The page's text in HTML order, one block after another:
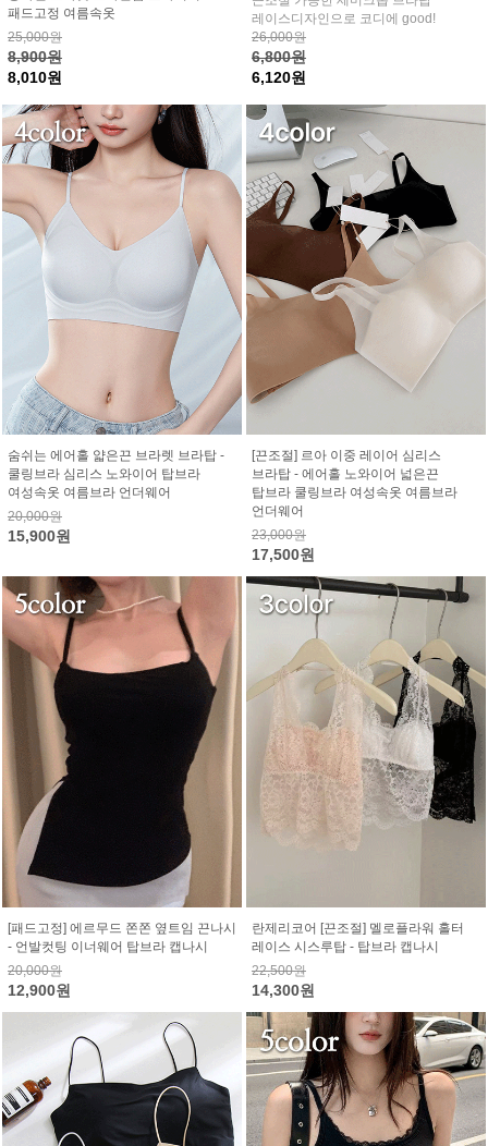
패드고정 여름속옷
25,000원
8,900원
8,010원
레이스디자인으로 코디에 good!
26,000원
6,800원
6,120원
숨쉬는 에어홀 얇은끈 브라렛 브라탑 -
쿨링브라 심리스 노와이어 탑브라
여성속옷 여름브라 언더웨어
20,000원
15,900원
[끈조절] 르아 이중 레이어 심리스
브라탑 - 에어홀 노와이어 넓은끈
탑브라 쿨링브라 여성속옷 여름브라
언더웨어
23,000원
17,500원
[패드고정] 에르무드 쫀쫀 옆트임 끈나시
- 언발컷팅 이너웨어 탑브라 캡나시
20,000원
12,900원
란제리코어 [끈조절] 멜로플라워 홀터
레이스 시스루탑 - 탑브라 캡나시
22,500원
14,300원